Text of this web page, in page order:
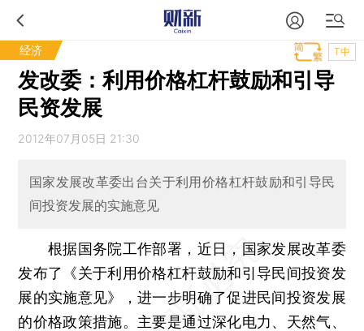
经济 T中
发改委：利用价格杠杆鼓励和引导
民资发展
2012年07月05日 21:30
国家发展改革委出台关于利用价格杠杆鼓励和引导民
间投资发展的实施意见
根据国务院工作部署，近日，国家发展改革委
发布了《关于利用价格杠杆鼓励和引导民间投资发
展的实施意见》，进一步明确了促进民间投资发展
的价格政策措施。主要是通过深化电力、天然气、